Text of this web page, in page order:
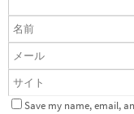
Save my name, email,